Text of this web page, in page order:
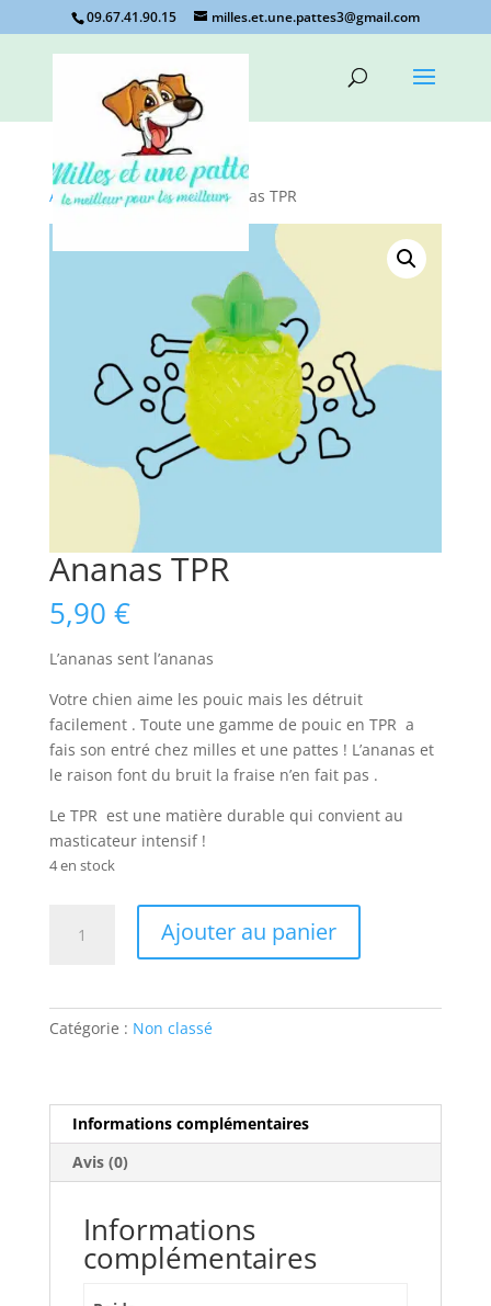
09.67.41.90.15 milles.et.une.pattes3@gmail.com
Accueil/Non classé/ Ananas TPR
Ananas TPR
5,90 €
L’ananas sent l’ananas
Votre chien aime les pouic mais les détruit
facilement . Toute une gamme de pouic en TPR a
fais son entré chez milles et une pattes ! L’ananas et
le raison font du bruit la fraise n’en fait pas .
Le TPR est une matière durable qui convient au
masticateur intensif !
4 en stock
Ajouter au panier
Catégorie : Non classé
Informations complémentaires
Avis (0)
Informations
complémentaires